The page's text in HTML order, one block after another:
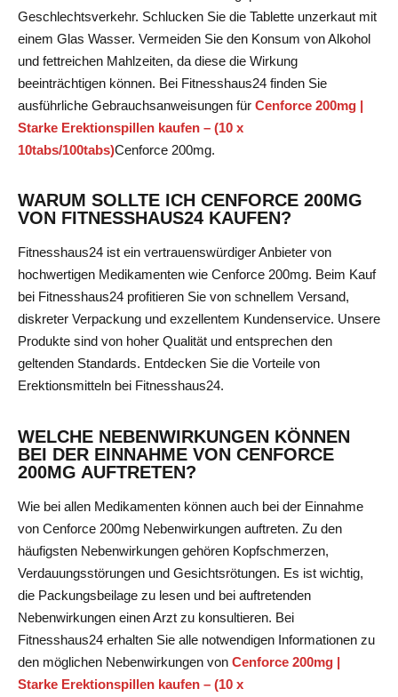
Geschlechtsverkehr. Schlucken Sie die Tablette unzerkaut mit
einem Glas Wasser. Vermeiden Sie den Konsum von Alkohol
und fettreichen Mahlzeiten, da diese die Wirkung
beeinträchtigen können. Bei Fitnesshaus24 finden Sie
ausführliche Gebrauchsanweisungen für Cenforce 200mg |
Starke Erektionspillen kaufen – (10 x
10tabs/100tabs)Cenforce 200mg.
WARUM SOLLTE ICH CENFORCE 200MG
VON FITNESSHAUS24 KAUFEN?
Fitnesshaus24 ist ein vertrauenswürdiger Anbieter von
hochwertigen Medikamenten wie Cenforce 200mg. Beim Kauf
bei Fitnesshaus24 profitieren Sie von schnellem Versand,
diskreter Verpackung und exzellentem Kundenservice. Unsere
Produkte sind von hoher Qualität und entsprechen den
geltenden Standards. Entdecken Sie die Vorteile von
Erektionsmitteln bei Fitnesshaus24.
WELCHE NEBENWIRKUNGEN KÖNNEN
BEI DER EINNAHME VON CENFORCE
200MG AUFTRETEN?
Wie bei allen Medikamenten können auch bei der Einnahme
von Cenforce 200mg Nebenwirkungen auftreten. Zu den
häufigsten Nebenwirkungen gehören Kopfschmerzen,
Verdauungsstörungen und Gesichtsrötungen. Es ist wichtig,
die Packungsbeilage zu lesen und bei auftretenden
Nebenwirkungen einen Arzt zu konsultieren. Bei
Fitnesshaus24 erhalten Sie alle notwendigen Informationen zu
den möglichen Nebenwirkungen von Cenforce 200mg |
Starke Erektionspillen kaufen – (10 x